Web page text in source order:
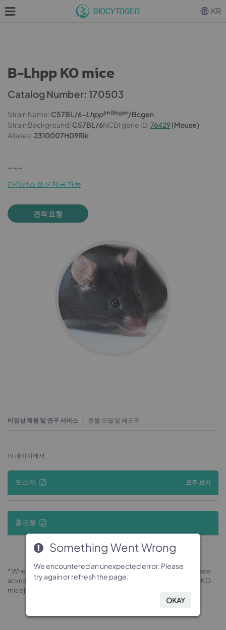
B-Lhpp KO mice
Catalog Number: 170503
Strain Name: C57BL/6-Lhpptm1Bcgen/Bcgen
Strain Background: C57BL/6NCBI gene ID:76429(Mouse)
Aliases: 2310007H09Rik
---
라이선스 옵션 제공 가능
견적 요청
비임상 제품 및 연구 서비스 동물 모델 및 세포주
이 페이지에서
포스터 모두 보기
출판물
* When publishing results obtained using this animal model, please
acknowledge the source as follows: The animal model [B-Lhpp KO
mice] (Cat# 170503) was purchased from Biocytogen.
KR
Something Went Wrong
We encountered an unexpected error. Please
try again or refresh the page.
OKAY
Something Went Wrong
We encountered an unexpected error. Please
try again or refresh the page.
OKAY
Something Went Wrong
We encountered an unexpected error. Please
try again or refresh the page.
OKAY
Something Went Wrong
We encountered an unexpected error. Please
try again or refresh the page.
OKAY